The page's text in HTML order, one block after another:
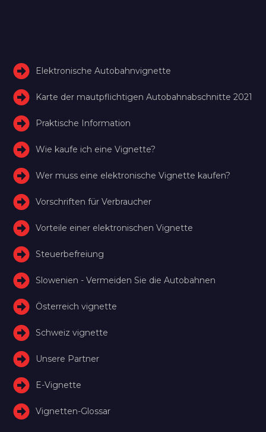
Elektronische Autobahnvignette
Karte der mautpflichtigen Autobahnabschnitte 2021
Praktische Information
Wie kaufe ich eine Vignette?
Wer muss eine elektronische Vignette kaufen?
Vorschriften für Verbraucher
Vorteile einer elektronischen Vignette
Steuerbefreiung
Slowenien - Vermeiden Sie die Autobahnen
Österreich vignette
Schweiz vignette
Unsere Partner
E-Vignette
Vignetten-Glossar